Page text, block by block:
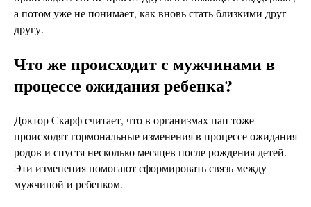
а потом уже не понимает, как вновь стать близкими друг
другу.
Что же происходит с мужчинами в
процессе ожидания ребенка?
Доктор Скарф считает, что в организмах пап тоже
происходят гормональные изменения в процессе ожидания
родов и спустя несколько месяцев после рождения детей.
Эти изменения помогают сформировать связь между
мужчиной и ребенком.